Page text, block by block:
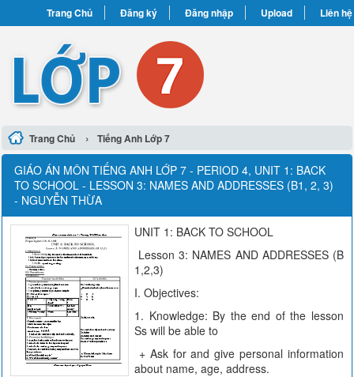
Trang Chủ Đăng ký Đăng nhập Upload Liên hệ
Trang Chủ › Tiếng Anh Lớp 7
GIÁO ÁN MÔN TIẾNG ANH LỚP 7 - PERIOD 4, UNIT 1: BACK
TO SCHOOL - LESSON 3: NAMES AND ADDRESSES (B1, 2, 3)
- NGUYỄN THỪA
UNIT 1: BACK TO SCHOOL
Lesson 3: NAMES AND ADDRESSES (B
1,2,3)
I. Objectives:
1. Knowledge: By the end of the lesson
Ss will be able to
+ Ask for and give personal information
about name, age, address.